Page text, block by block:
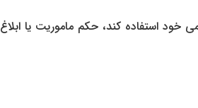
استفاده کند، حکم ماموریت یا ابلاغ